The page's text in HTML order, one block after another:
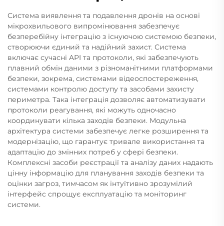
Система виявлення та подавлення дронів на основі
мікрохвильового випромінювання забезпечує
безперебійну інтеграцію з існуючою системою безпеки,
створюючи єдиний та надійний захист. Система
включає сучасні API та протоколи, які забезпечують
плавний обмін даними з різноманітними платформами
безпеки, зокрема, системами відеоспостереження,
системами контролю доступу та засобами захисту
периметра. Така інтеграція дозволяє автоматизувати
протоколи реагування, які можуть одночасно
координувати кілька заходів безпеки. Модульна
архітектура системи забезпечує легке розширення та
модернізацію, що гарантує тривале використання та
адаптацію до змінних потреб у сфері безпеки.
Комплексні засоби реєстрації та аналізу даних надають
цінну інформацію для планування заходів безпеки та
оцінки загроз, тимчасом як інтуїтивно зрозумілий
інтерфейс спрощує експлуатацію та моніторинг
системи.